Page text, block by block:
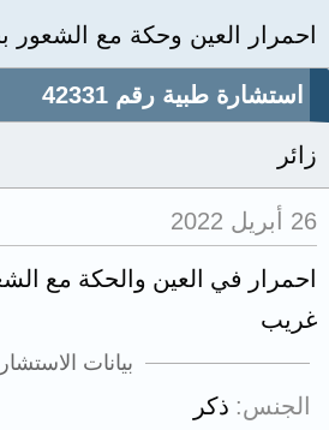
احمرار العين وحكة مع
استشارة طبية رقم 42331
زائر
26 أبريل 2022
احمرار في العين والحكة مع
غريب
بيانات
الجنس ذكر